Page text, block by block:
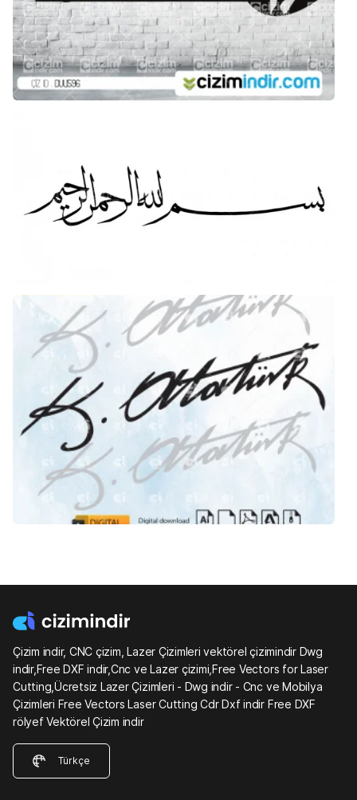
Çizim indir, CNC çizim, Lazer Çizimleri vektörel çizimindir Dwg
indir,Free DXF indir,Cnc ve Lazer çizimi,Free Vectors for Laser
Cutting,Ücretsiz Lazer Çizimleri - Dwg indir - Cnc ve Mobilya
Çizimleri Free Vectors Laser Cutting Cdr Dxf indir Free DXF
rölyef Vektörel Çizim indir
Türkçe